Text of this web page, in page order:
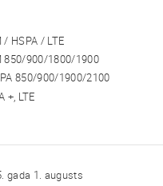
/ HSPA / LTE
850/900/1800/1900
850/900/1900/2100
+, LTE
gada 1. augusts